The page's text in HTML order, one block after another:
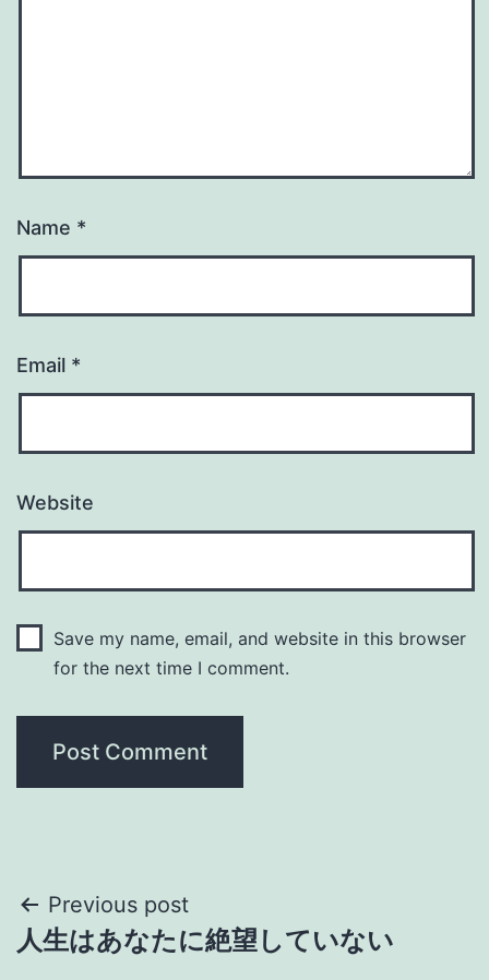
Name *
Email *
Website
Save my name, email, and website in this browser
for the next time I comment.
Post
navigation
Previous post
人生はあなたに絶望していない